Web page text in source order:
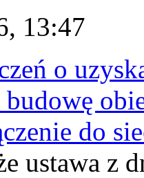
13:47
o
do
ustawa z